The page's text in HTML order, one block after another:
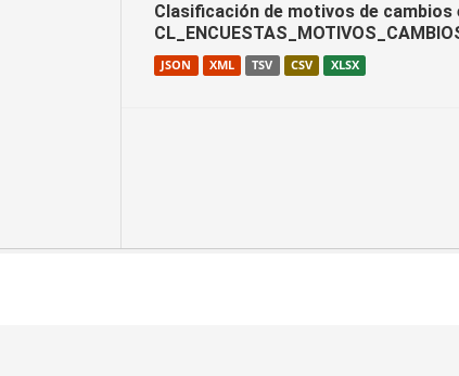
Clasificación de motivos de
JSON XML TSV CSV XLSX